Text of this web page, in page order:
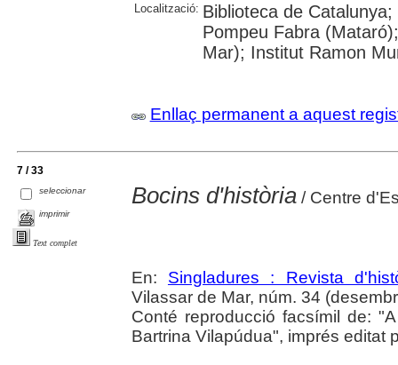
Localització: Biblioteca de
Pompeu Fabra
Mar); Institut Ramon
Enllaç permanent a aquest
7 / 33
seleccionar
imprimir
Text complet
Bocins d'història/ Centre
En: Singladures : Revista
Vilassar de Mar, núm. 34
Conté reproducció facsímil de:
Bartrina Vilapúdua", imprés editat